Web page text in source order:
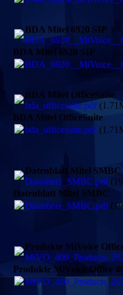
BDA Mitel 6920 SIP
BDA Mitel 6920 SIP
BDA Mitel OfficeSuite
bda_officesuite.pdf
BDA Mitel OfficeSuite
bda_officesuite.pdf
Datenblatt Mitel SMBC
Datasheet_SMBC.pdf
Datenblatt Mitel SMBC
Datasheet_SMBC.pdf
Produkte MiVoice
Produkte MiVoice Office